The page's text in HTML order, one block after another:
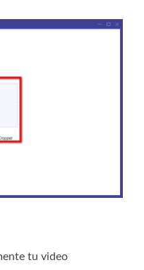
tu video